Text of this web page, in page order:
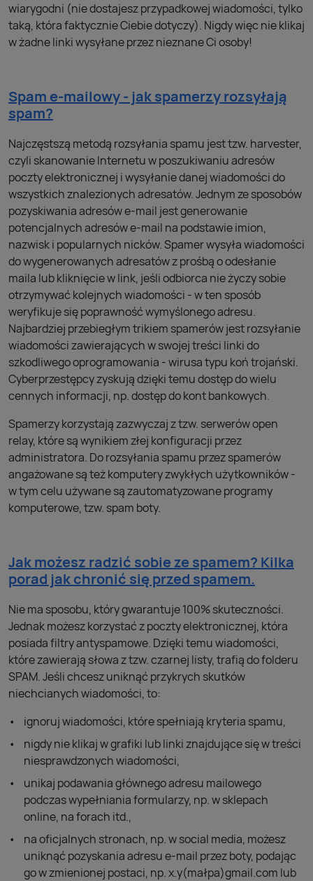
wiarygodni (nie dostajesz przypadkowej wiadomości, tylko
taką, która faktycznie Ciebie dotyczy). Nigdy więc nie klikaj
w żadne linki wysyłane przez nieznane Ci osoby!
Spam e-mailowy - jak spamerzy rozsyłają
spam?
Najczęstszą metodą rozsyłania spamu jest tzw. harvester,
czyli skanowanie Internetu w poszukiwaniu adresów
poczty elektronicznej i wysyłanie danej wiadomości do
wszystkich znalezionych adresatów. Jednym ze sposobów
pozyskiwania adresów e-mail jest generowanie
potencjalnych adresów e-mail na podstawie imion,
nazwisk i popularnych nicków. Spamer wysyła wiadomości
do wygenerowanych adresatów z prośbą o odesłanie
maila lub kliknięcie w link, jeśli odbiorca nie życzy sobie
otrzymywać kolejnych wiadomości - w ten sposób
weryfikuje się poprawność wymyślonego adresu.
Najbardziej przebiegłym trikiem spamerów jest rozsyłanie
wiadomości zawierających w swojej treści linki do
szkodliwego oprogramowania - wirusa typu koń trojański.
Cyberprzestępcy zyskują dzięki temu dostęp do wielu
cennych informacji, np. dostęp do kont bankowych.
Spamerzy korzystają zazwyczaj z tzw. serwerów open
relay, które są wynikiem złej konfiguracji przez
administratora. Do rozsyłania spamu przez spamerów
angażowane są też komputery zwykłych użytkowników -
w tym celu używane są zautomatyzowane programy
komputerowe, tzw. spam boty.
Jak możesz radzić sobie ze spamem? Kilka
porad jak chronić się przed spamem.
Nie ma sposobu, który gwarantuje 100% skuteczności.
Jednak możesz korzystać z poczty elektronicznej, która
posiada filtry antyspamowe. Dzięki temu wiadomości,
które zawierają słowa z tzw. czarnej listy, trafią do folderu
SPAM. Jeśli chcesz uniknąć przykrych skutków
niechcianych wiadomości, to:
ignoruj wiadomości, które spełniają kryteria spamu,
nigdy nie klikaj w grafiki lub linki znajdujące się w treści
niesprawdzonych wiadomości,
unikaj podawania głównego adresu mailowego
podczas wypełniania formularzy, np. w sklepach
online, na forach itd.,
na oficjalnych stronach, np. w social media, możesz
uniknąć pozyskania adresu e-mail przez boty, podając
go w zmienionej postaci, np. x.y(małpa)gmail.com lub